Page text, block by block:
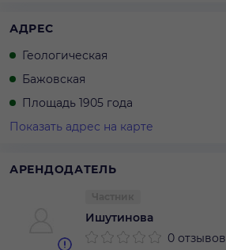
АДРЕС
Геологическая
Бажовская
Площадь 1905 года
Показать адрес на карте
АРЕНДОДАТЕЛЬ
Ишутинова
0 отзывов